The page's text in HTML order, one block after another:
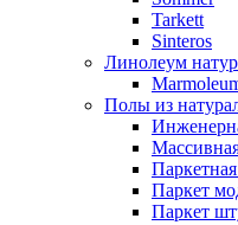
Tarkett
Sinteros
Линолеум
Полы из
Паркет
Паркет